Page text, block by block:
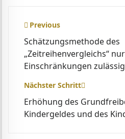
Beitragsnavigation
Previous
Schätzungsmethode des
„Zeitreihenvergleichs“
Einschränkungen zulässig
Nächster Schritt
Erhöhung des
Kindergeldes und des